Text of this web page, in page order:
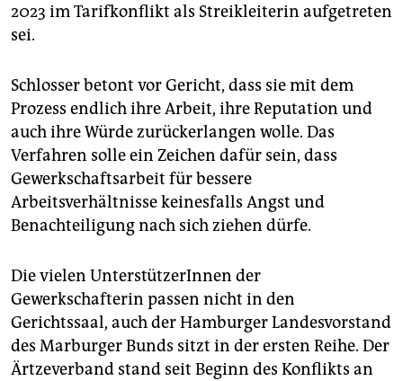
2023 im Tarifkonflikt als Streik­leiterin aufgetreten
sei.
Schlosser betont vor Gericht, dass sie mit dem
Prozess endlich ihre Arbeit, ihre Reputation und
auch ihre Würde zurückerlangen wolle. Das
Verfahren solle ein Zeichen dafür sein, dass
Gewerkschaftsarbeit für bessere
Arbeitsverhältnisse keinesfalls Angst und
Benachteiligung nach sich ziehen dürfe.
Die vielen UnterstützerInnen der
Gewerkschafterin passen nicht in den
Gerichtssaal, auch der Hamburger Landesvorstand
des Marburger Bunds sitzt in der ersten Reihe. Der
Ärtzeverband stand seit Beginn des Konflikts an